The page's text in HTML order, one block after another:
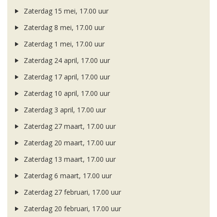
Zaterdag 15 mei, 17.00 uur
Zaterdag 8 mei, 17.00 uur
Zaterdag 1 mei, 17.00 uur
Zaterdag 24 april, 17.00 uur
Zaterdag 17 april, 17.00 uur
Zaterdag 10 april, 17.00 uur
Zaterdag 3 april, 17.00 uur
Zaterdag 27 maart, 17.00 uur
Zaterdag 20 maart, 17.00 uur
Zaterdag 13 maart, 17.00 uur
Zaterdag 6 maart, 17.00 uur
Zaterdag 27 februari, 17.00 uur
Zaterdag 20 februari, 17.00 uur